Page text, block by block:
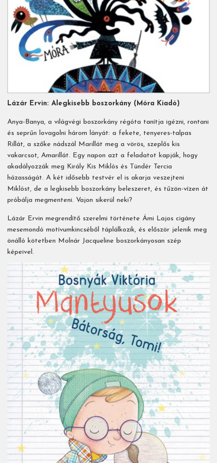
Lázár Ervin: Alegkisebb boszorkány (Móra Kiadó)
Anya-Banya, a világvégi boszorkány régóta tanítja igézni, rontani
és seprűn lovagolni három lányát: a fekete, tenyeres-talpas
Rillát, a szőke nádszál Marillát meg a vörös, szeplős kis
vakarcsot, Amarillát. Egy napon azt a feladatot kapják, hogy
akadályozzák meg Király Kis Miklós és Tündér Tercia
házasságát. A két idősebb testvér el is akarja veszejteni
Miklóst, de a legkisebb boszorkány beleszeret, és tűzön-vízen át
próbálja megmenteni. Vajon sikerül neki?
Lázár Ervin megrendítő szerelmi története Ámi Lajos cigány
mesemondó motívumkincséből táplálkozik, és először jelenik meg
önálló kötetben Molnár Jacqueline boszorkányosan szép
képeivel.